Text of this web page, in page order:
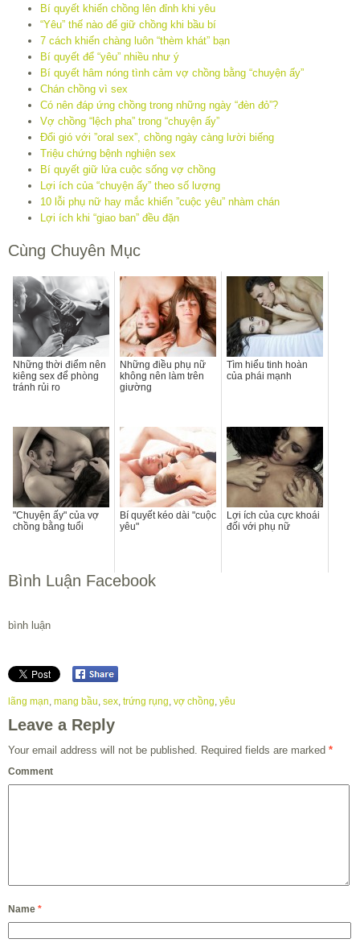
Bí quyết khiến chồng lên đỉnh khi yêu
“Yêu” thế nào để giữ chồng khi bầu bí
7 cách khiến chàng luôn “thèm khát” bạn
Bí quyết để “yêu” nhiều như ý
Bí quyết hâm nóng tình cảm vợ chồng bằng “chuyện ấy”
Chán chồng vì sex
Có nên đáp ứng chồng trong những ngày “đèn đỏ”?
Vợ chồng “lệch pha” trong “chuyện ấy”
Đổi gió với ”oral sex”, chồng ngày càng lười biếng
Triệu chứng bệnh nghiện sex
Bí quyết giữ lửa cuộc sống vợ chồng
Lợi ích của “chuyện ấy” theo số lượng
10 lỗi phụ nữ hay mắc khiến ”cuộc yêu” nhàm chán
Lợi ích khi “giao ban” đều đặn
Cùng Chuyên Mục
Những thời điểm nên
kiêng sex để phòng
tránh rủi ro
Những điều phụ nữ
không nên làm trên
giường
Tìm hiểu tinh hoàn
của phái mạnh
"Chuyện ấy" của vợ
chồng bằng tuổi
Bí quyết kéo dài "cuộc
yêu"
Lợi ích của cực khoái
đối với phụ nữ
Bình Luận Facebook
bình luận
lãng mạn, mang bầu, sex, trứng rụng, vợ chồng, yêu
Leave a Reply
Your email address will not be published. Required fields are marked *
Comment
Name *